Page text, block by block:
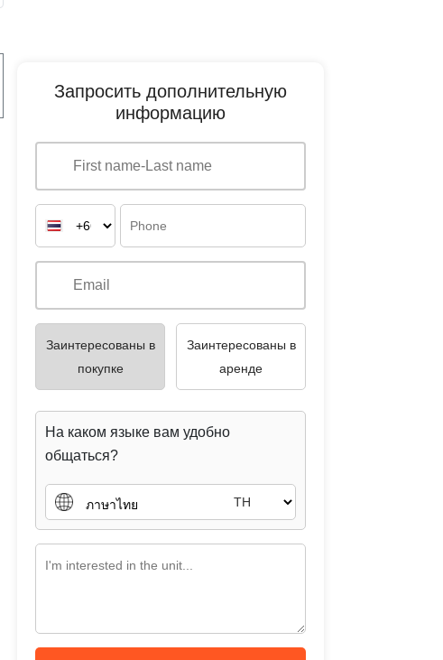
Запросить дополнительную
информацию
Заинтересованы в
покупке
Заинтересованы в
аренде
На каком языке вам удобно
общаться?
TH